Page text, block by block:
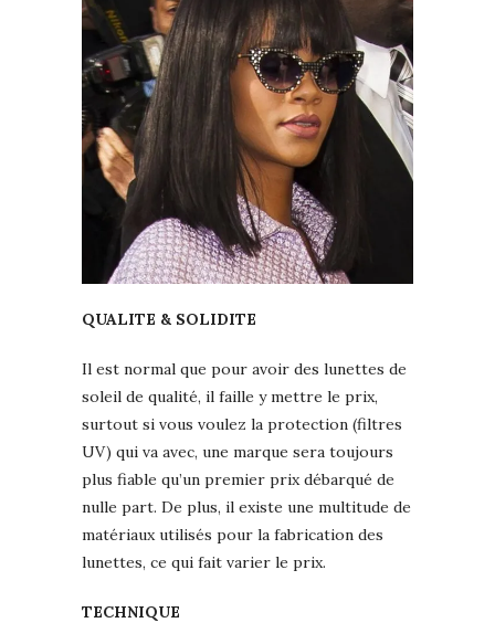
QUALITE & SOLIDITE
Il est normal que pour avoir des lunettes de
soleil de qualité, il faille y mettre le prix,
surtout si vous voulez la protection (filtres
UV) qui va avec, une marque sera toujours
plus fiable qu’un premier prix débarqué de
nulle part. De plus, il existe une multitude de
matériaux utilisés pour la fabrication des
lunettes, ce qui fait varier le prix.
TECHNIQUE